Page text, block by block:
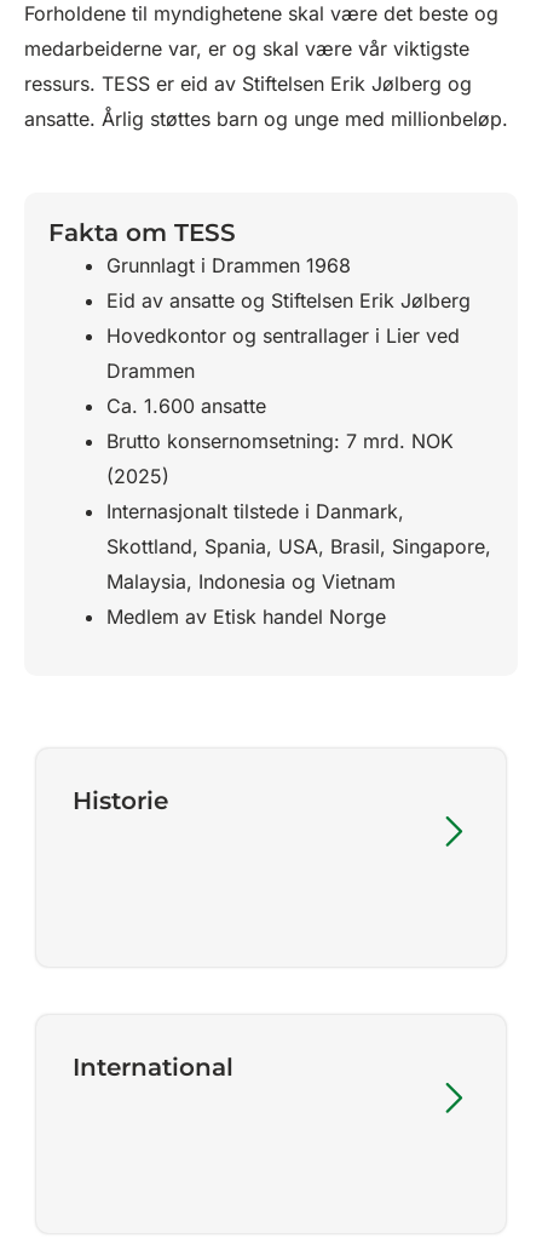
Forholdene til myndighetene skal være det beste og
medarbeiderne var, er og skal være vår viktigste
ressurs. TESS er eid av Stiftelsen Erik Jølberg og
ansatte. Årlig støttes barn og unge med millionbeløp.
Fakta om TESS
Grunnlagt i Drammen 1968
Eid av ansatte og Stiftelsen Erik Jølberg
Hovedkontor og sentrallager i Lier ved
Drammen
Ca. 1.600 ansatte
Brutto konsernomsetning: 7 mrd. NOK
(2025)
Internasjonalt tilstede i Danmark,
Skottland, Spania, USA, Brasil, Singapore,
Malaysia, Indonesia og Vietnam
Medlem av Etisk handel Norge
Historie
International